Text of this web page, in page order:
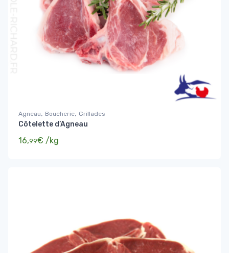
Agneau, Boucherie, Grillades
Côtelette d’Agneau
16,99€ /kg